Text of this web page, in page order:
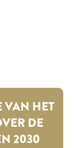
VAN HET
DE
2030